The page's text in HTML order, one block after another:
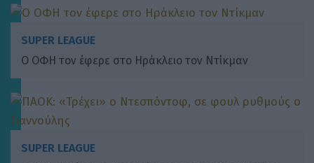
SUPER LEAGUE
Ο ΟΦΗ τον έφερε στο Ηράκλειο τον Ντίκμαν
SUPER LEAGUE